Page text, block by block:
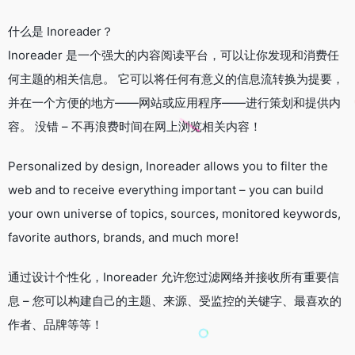
什么是 Inoreader？
Inoreader 是一个强大的内容阅读平台，可以让你发现和消费任
何主题的相关信息。 它可以将任何有意义的信息流转换为提要，
并在一个方便的地方——网站或应用程序——进行策划和提供内
容。 没错 – 不再浪费时间在网上浏览相关内容！
Personalized by design, Inoreader allows you to filter the
web and to receive everything important – you can build
your own universe of topics, sources, monitored keywords,
favorite authors, brands, and much more!
通过设计个性化，Inoreader 允许您过滤网络并接收所有重要信
息 – 您可以构建自己的主题、来源、受监控的关键字、最喜欢的
作者、品牌等等！